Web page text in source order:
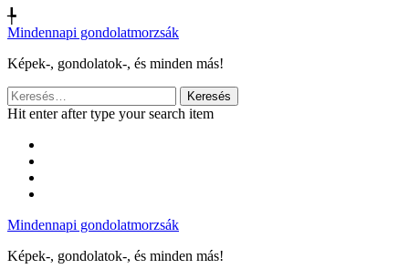
╄
Mindennapi gondolatmorzsák
Képek-, gondolatok-, és minden más!
Keresés:
Hit enter after type your search item
Mindennapi gondolatmorzsák
Képek-, gondolatok-, és minden más!